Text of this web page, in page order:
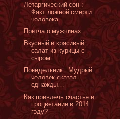
Летаргический сон :
Факт ложной смерти
человека
Притча о мужчинах
Вкусный и красивый
салат из курицы с
сыром
Понедельник : Мудрый
человек сказал
однажды…
Как привлечь счастье и
процветание в 2014
году?